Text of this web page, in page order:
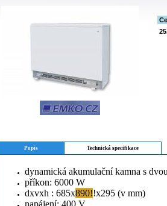
Popis Technická specifikace
dynamická akumulační kamna s
příkon: 6000 W
dxvxh : 685x890!!x295 (v mm)
napájení: 400 V